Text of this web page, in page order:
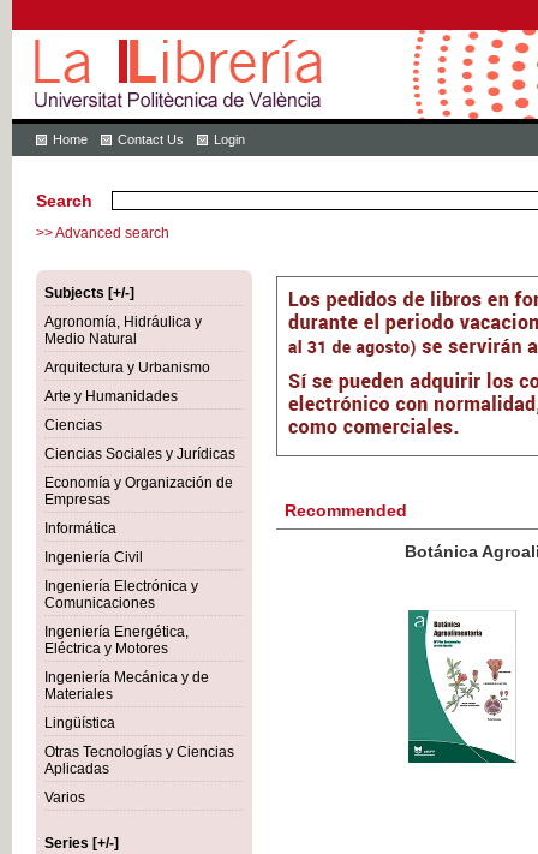
Home Contact Us Login
Search
>> Advanced search
Subjects [+/-]
Agronomía, Hidráulica y
Medio Natural
Arquitectura y Urbanismo
Arte y Humanidades
Ciencias
Ciencias Sociales y Jurídicas
Economía y Organización de
Empresas
Informática
Ingeniería Civil
Ingeniería Electrónica y
Comunicaciones
Ingeniería Energética,
Eléctrica y Motores
Ingeniería Mecánica y de
Materiales
Lingüística
Otras Tecnologías y Ciencias
Aplicadas
Varios
Series [+/-]
Recommended
Botánica Agroalimentaria
VAT